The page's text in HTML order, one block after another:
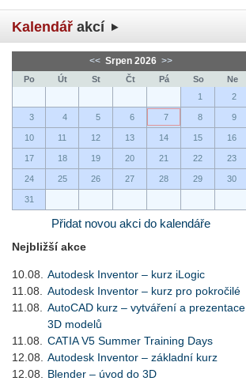
Kalendář akcí
<< Srpen 2026 >>
Po Út St Čt Pá So
Ne
1
2
3 4 5 6 7 8 9
10 11 12 13 14 15 16
17 18 19 20 21 22 23
24 25 26 27 28 29 30
31
Přidat novou akci do kalendáře
Nejbližší akce
10.08.
Autodesk Inventor – kurz iLogic
11.08.
Autodesk Inventor – kurz pro pokročilé
11.08.
AutoCAD kurz – vytváření a prezentace
3D modelů
11.08.
CATIA V5 Summer Training Days
12.08.
Autodesk Inventor – základní kurz
12.08.
Blender – úvod do 3D